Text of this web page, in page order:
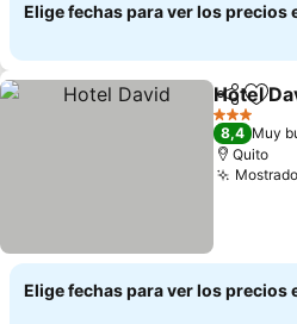
Elige fechas para ver los precios
Compartir
Hotel
3 Estrellas
8,4 Muy
Quito
Elige fechas para ver los precios